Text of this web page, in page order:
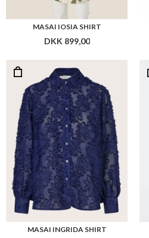
MASAI IOSIA SHIRT
DKK 899,00
MASAI INGRIDA SHIRT